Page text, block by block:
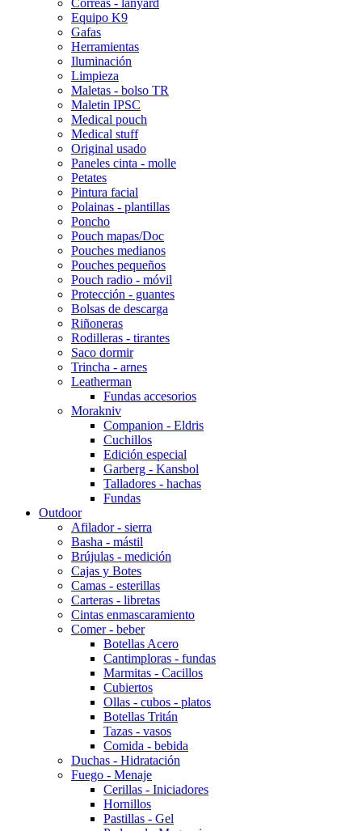
Correas - lanyard
Equipo K9
Gafas
Herramientas
Iluminación
Limpieza
Maletas - bolso TR
Maletin IPSC
Medical pouch
Medical stuff
Original usado
Paneles cinta - molle
Petates
Pintura facial
Polainas - plantillas
Poncho
Pouch mapas/Doc
Pouches medianos
Pouches pequeños
Pouch radio - móvil
Protección - guantes
Bolsas de descarga
Riñoneras
Rodilleras - tirantes
Saco dormir
Trincha - arnes
Leatherman
Fundas accesorios
Morakniv
Companion - Eldris
Cuchillos
Edición especial
Garberg - Kansbol
Talladores - hachas
Fundas
Outdoor
Afilador - sierra
Basha - mástil
Brújulas - medición
Cajas y Botes
Camas - esterillas
Carteras - libretas
Cintas enmascaramiento
Comer - beber
Botellas Acero
Cantimploras - fundas
Marmitas - Cacillos
Cubiertos
Ollas - cubos - platos
Botellas Tritán
Tazas - vasos
Comida - bebida
Duchas - Hidratación
Fuego - Menaje
Cerillas - Iniciadores
Hornillos
Pastillas - Gel